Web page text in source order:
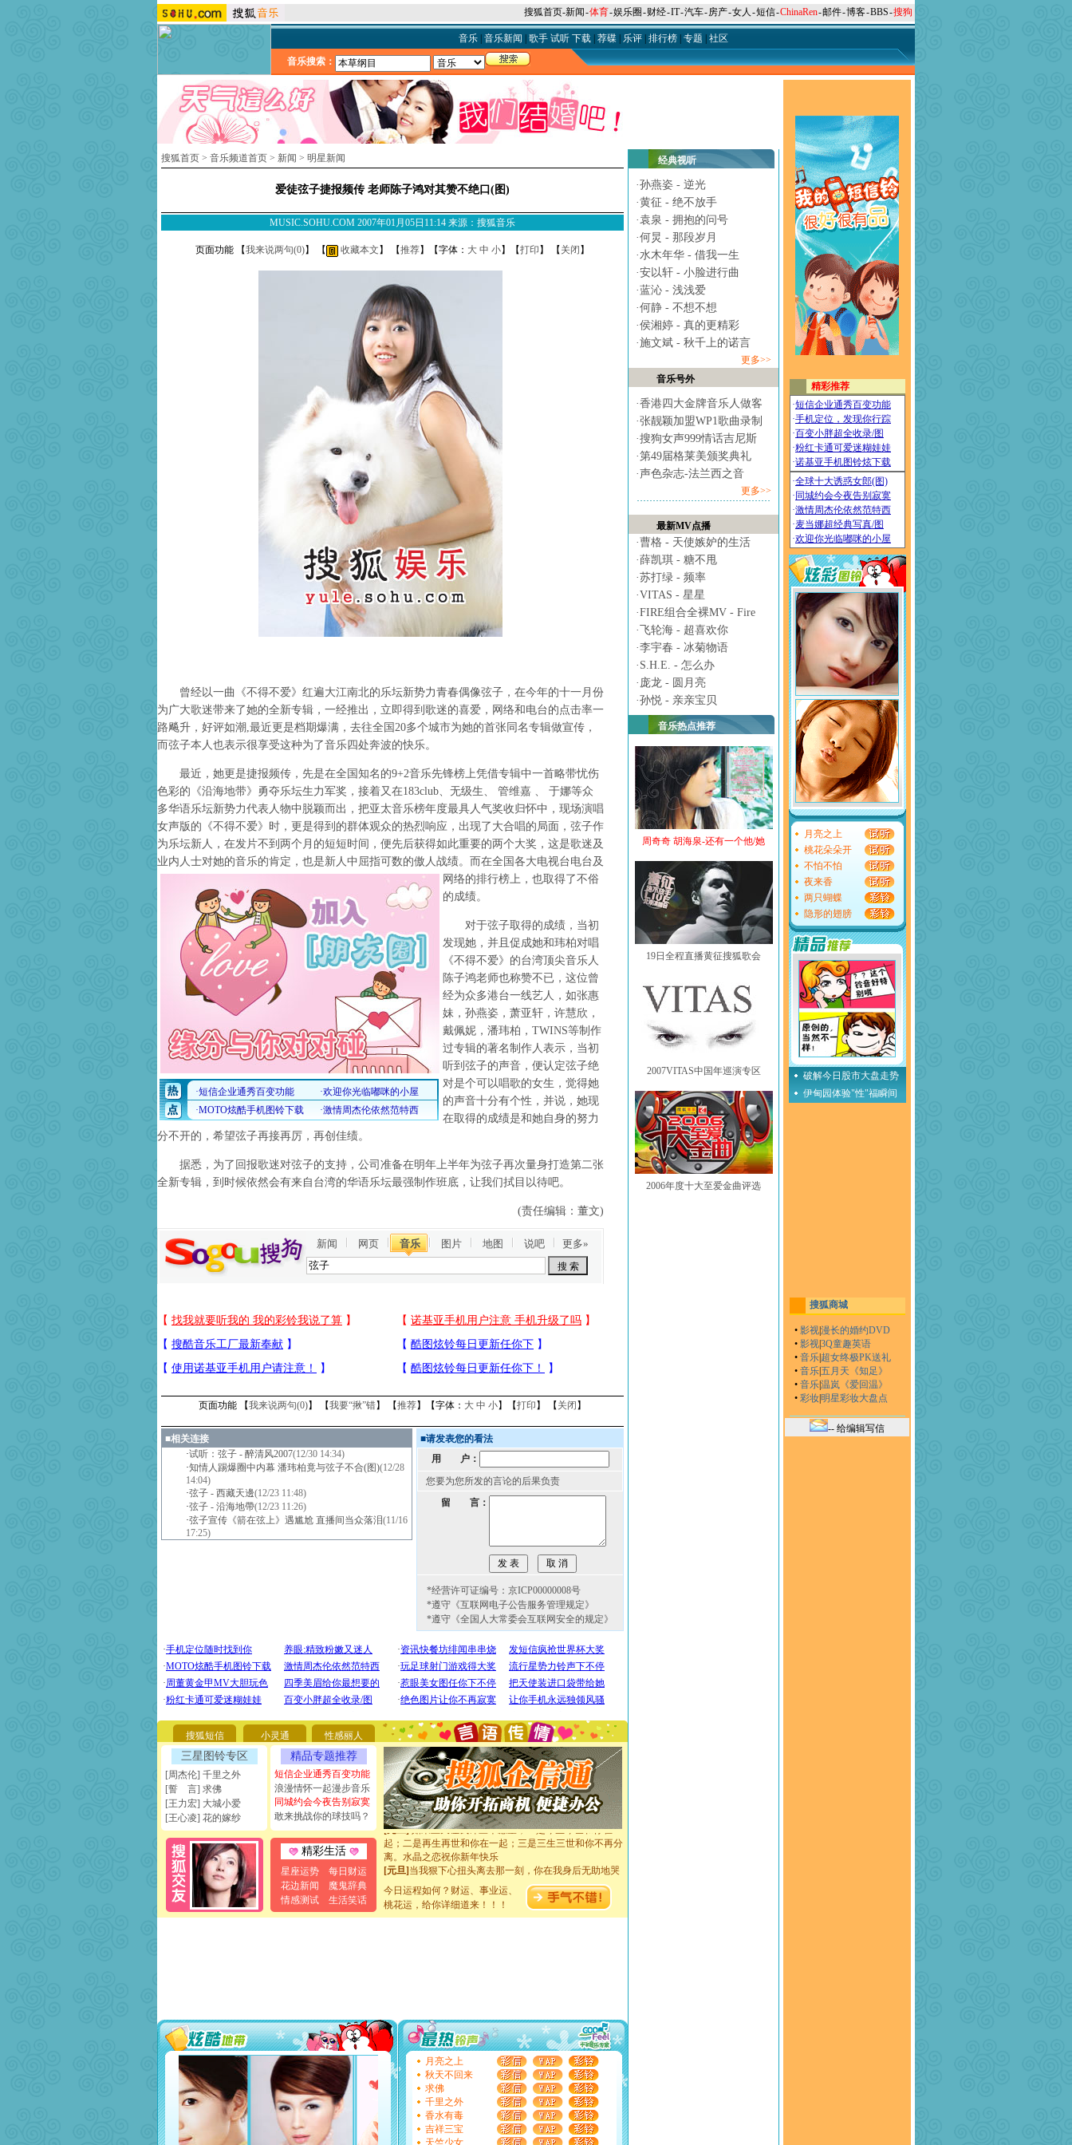
搜狐首页-新闻-体育-娱乐圈 -财经-IT-汽车-房产-女人 -短信-ChinaRen-邮件-博客-BBS-搜狗
音乐| 音乐新闻 歌手 试听 下载| 荐碟| 乐评| 排行榜| 专题 社区
音乐搜索：
搜狐首页 > 音乐频道首页 > 新闻 > 明星新闻
爱徒弦子捷报频传 老师陈子鸿对其赞不绝口(图)
MUSIC.SOHU.COM 2007年01月05日11:14 来源：搜狐音乐
页面功能 【我来说两句(0)】 【 收藏本文 】 【推荐】【字体： 大 中 小】【打印 】 【 关闭 】
曾经以一曲《不得不爱》红遍大江南北的乐坛新势力青春偶像弦子，在今年的十一月份
为广大歌迷带来了她的全新专辑，一经推出，立即得到歌迷的喜爱，网络和电台的点击率一
路飚升，好评如潮,最近更是档期爆满，去往全国20多个城市为她的首张同名专辑做宣传，
而弦子本人也表示很享受这种为了音乐四处奔波的快乐。
最近，她更是捷报频传，先是在全国知名的9+2音乐先锋榜上凭借专辑中一首略带忧伤
色彩的《沿海地带》勇夺乐坛生力军奖，接着又在183club、无级生、 管维嘉 、 于娜等众
多华语乐坛新势力代表人物中脱颖而出，把亚太音乐榜年度最具人气奖收归怀中，现场演唱
女声版的《不得不爱》时，更是得到的群体观众的热烈响应，出现了大合唱的局面，弦子作
为乐坛新人，在发片不到两个月的短短时间，便先后获得如此重要的两个大奖，这是歌迷及
业内人士对她的音乐的肯定，也是新人中屈指可数的傲人战绩。 而在全国各大电视台电台及
网络的排行榜上，也取得了不俗
的成绩。
对于弦子取得的成绩，当初
发现她，并且促成她和玮柏对唱
《不得不爱》的台湾顶尖音乐人
陈子鸿老师也称赞不已，这位曾
经为众多港台一线艺人，如张惠
妹，孙燕姿，萧亚轩，许慧欣，
戴佩妮，潘玮柏，TWINS等制作
过专辑的著名制作人表示，当初
听到弦子的声音，便认定弦子绝
对是个可以唱歌的女生，觉得她
的声音十分有个性，并说，她现
在取得的成绩是和她自身的努力
分不开的，希望弦子再接再厉，再创佳绩。
据悉，为了回报歌迷对弦子的支持，公司准备在明年上半年为弦子再次量身打造第二张
全新专辑，到时候依然会有来自台湾的华语乐坛最强制作班底，让我们拭目以待吧。
(责任编辑：董文)
新闻 网页 音乐 图片 地图 说吧 更多»
页面功能 【我来说两句(0)】 【我要“揪”错】 【推荐】【字体： 大 中 小】【打印 】 【 关闭 】
■相关连接
·试听：弦子 - 醉清风2007(12/30 14:34)
·知情人踢爆圈中内幕 潘玮柏竟与弦子不合(图)(12/28
14:04)
·弦子 - 西藏天邊(12/23 11:48)
·弦子 - 沿海地帶(12/23 11:26)
·弦子宣传《箭在弦上》遇尴尬 直播间当众落泪(11/16
17:25)
■请发表您的看法
用 户：
您要为您所发的言论的后果负责
留 言：
*经营许可证编号：京ICP00000008号
*遵守《互联网电子公告服务管理规定》
*遵守《全国人大常委会互联网安全的规定》
搜狐短信 小灵通 性感丽人
三星图铃专区
[周杰伦] 千里之外
[誓 言] 求佛
[王力宏] 大城小爱
[王心凌] 花的嫁纱
精品专题推荐
短信企业通秀百变功能
浪漫情怀一起漫步音乐
同城约会今夜告别寂寞
敢来挑战你的球技吗？
精彩生活
星座运势
每日财运
花边新闻
魔鬼辞典
情感测试
生活笑话
[圣诞节]圣诞节到了，想想没什么送给你的，又不打算给
你太多，只有给你五千万：千万快乐！千万要健康！千万
要平安！千万要知足！千万不要忘记我！
能正大光明地骚扰你,告诉你,圣诞要快乐!新年要快乐!天
天都要快乐噢!
[圣诞节]奉上一颗祝福的心,在这个特别的日子里,愿幸福,
如意,快乐,鲜花,一切美好的祝愿与你同在.圣诞快乐!
[元旦]看到你我会触电；看不到你我要充电；没有你我会
断电。爱你是我职业，想你是我事业，抱你是我特长，吻
你是我专业！水晶之恋祝你新年快乐
[元旦]如果上天让我许三个愿望，一是今生今世和你在一
起；二是再生再世和你在一起；三是三生三世和你不再分
离。水晶之恋祝你新年快乐
[元旦]当我狠下心扭头离去那一刻，你在我身后无助地哭
泣，这痛楚让我明白我多么爱你。我转身抱住你：这猪不
卖了。水晶之恋祝你新年快乐。
[春节]风柔雨润好月圆，半岛铁盒伴身边，每日尽显开心
颜！冬去春来似水如烟，劳碌人生需尽欢！听一曲轻歌，
[圣诞节]不只这样的日子才会想起你,而是这样的日子才
能正大光明地骚扰你,告诉你,圣诞要快乐!新年要快乐!天
天都要快乐噢!
[圣诞节]奉上一颗祝福的心,在这个特别的日子里,愿幸福,
如意,快乐,鲜花,一切美好的祝愿与你同在.圣诞快乐!
[元旦]
看到你我会触电；看不到你我要充电；没有你我会
断电。爱你是我职业，想你是我事业，抱你是我特长，吻
你是我专业！水晶之恋祝你新年快乐
[元旦]
如果上天让我许三个愿望，一是今生今世和你在一
今日运程如何？财运、事业运、
桃花运，给你详细道来！！！
月亮之上
秋天不回来
求佛
千里之外
香水有毒
吉祥三宝
天竺少女
经典视听
·孙燕姿 - 逆光
·黄征 - 绝不放手
·袁泉 - 拥抱的问号
·何炅 - 那段岁月
·水木年华 - 借我一生
·安以轩 - 小脸进行曲
·蓝沁 - 浅浅爱
·何静 - 不想不想
·侯湘婷 - 真的更精彩
·施文斌 - 秋千上的诺言
更多>>
音乐号外
·香港四大金牌音乐人做客
·张靓颖加盟WP1歌曲录制
·搜狗女声999情话吉尼斯
·第49届格莱美颁奖典礼
·声色杂志-法兰西之音
更多>>
最新MV点播
·曹格 - 天使嫉妒的生活
·薛凯琪 - 糖不甩
·苏打绿 - 频率
·VITAS - 星星
·FIRE组合全裸MV - Fire
· 飞轮海 - 超喜欢你
·李宇春 - 冰菊物语
· S.H.E. - 怎么办
· 庞龙 - 圆月亮
·孙悦 - 亲亲宝贝
音乐热点推荐
周奇奇 胡海泉-还有一个他/她
19日全程直播黄征搜狐歌会
2007VITAS中国年巡演专区
2006年度十大至爱金曲评选
月亮之上
桃花朵朵开
不怕不怕
夜来香
两只蝴蝶
隐形的翅膀
破解今日股市大盘走势
伊甸园体验"性"福瞬间
搜狐商城
• 影视漫长的婚约DVD
• 影视3Q童趣英语
• 音乐 超女终极PK送礼
• 音乐五月天《知足》
• 音乐温岚《爱回温》
• 彩妆明星彩妆大盘点
-- 给编辑写信